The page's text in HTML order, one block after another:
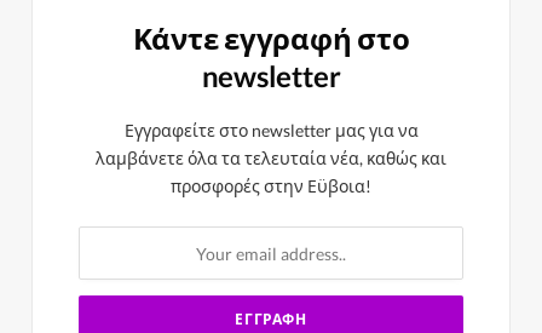
Κάντε εγγραφή στο
newsletter
Εγγραφείτε στο newsletter μας για να
λαμβάνετε όλα τα τελευταία νέα, καθώς και
προσφορές στην Εϋβοια!